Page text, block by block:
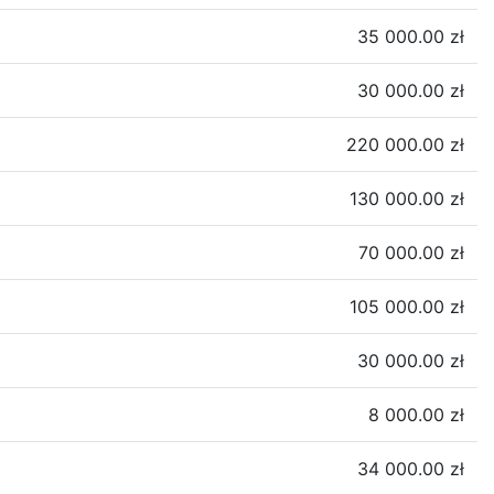
35 000.00 zł
30 000.00 zł
220 000.00 zł
130 000.00 zł
70 000.00 zł
105 000.00 zł
30 000.00 zł
8 000.00 zł
34 000.00 zł